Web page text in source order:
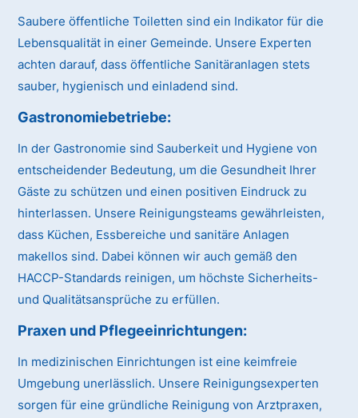
Saubere öffentliche Toiletten sind ein Indikator für die
Lebensqualität in einer Gemeinde. Unsere Experten
achten darauf, dass öffentliche Sanitäranlagen stets
sauber, hygienisch und einladend sind.
Gastronomiebetriebe:
In der Gastronomie sind Sauberkeit und Hygiene von
entscheidender Bedeutung, um die Gesundheit Ihrer
Gäste zu schützen und einen positiven Eindruck zu
hinterlassen. Unsere Reinigungsteams gewährleisten,
dass Küchen, Essbereiche und sanitäre Anlagen
makellos sind. Dabei können wir auch gemäß den
HACCP-Standards reinigen, um höchste Sicherheits-
und Qualitätsansprüche zu erfüllen.
Praxen und Pflegeeinrichtungen:
In medizinischen Einrichtungen ist eine keimfreie
Umgebung unerlässlich. Unsere Reinigungsexperten
sorgen für eine gründliche Reinigung von Arztpraxen,